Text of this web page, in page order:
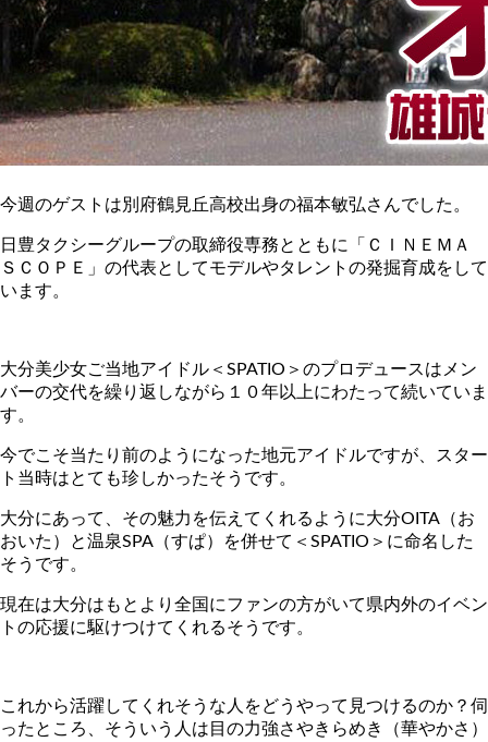
今週のゲストは別府鶴見丘高校出身の福本敏弘さんでした。
日豊タクシーグループの取締役専務とともに「ＣＩＮＥＭＡ
ＳＣＯＰＥ」の代表としてモデルやタレントの発掘育成をして
います。
大分美少女ご当地アイドル＜SPATIO＞のプロデュースはメン
バーの交代を繰り返しながら１０年以上にわたって続いていま
す。
今でこそ当たり前のようになった地元アイドルですが、スター
ト当時はとても珍しかったそうです。
大分にあって、その魅力を伝えてくれるように大分OITA（お
おいた）と温泉SPA（すぱ）を併せて＜SPATIO＞に命名した
そうです。
現在は大分はもとより全国にファンの方がいて県内外のイベン
トの応援に駆けつけてくれるそうです。
これから活躍してくれそうな人をどうやって見つけるのか？伺
ったところ、そういう人は目の力強さやきらめき（華やかさ）